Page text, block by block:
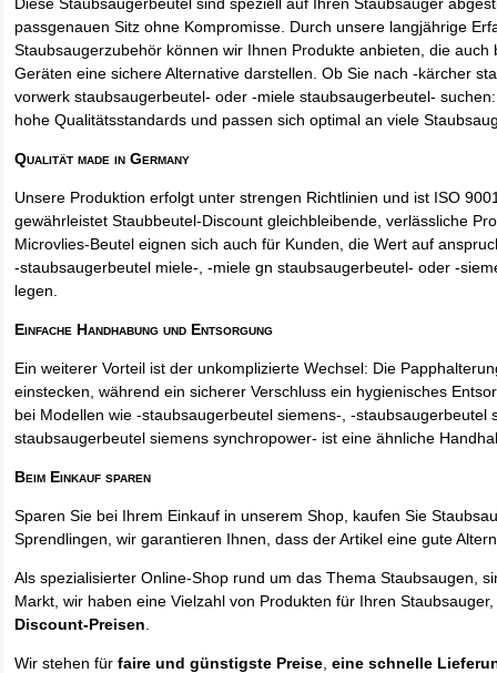
passgenauen Sitz ohne Kompromisse. Durch unsere langjährige
Staubsaugerzubehör können wir Ihnen Produkte anbieten, die auch
Geräten eine sichere Alternative darstellen. Ob Sie nach -kärcher
vorwerk staubsaugerbeutel- oder -miele staubsaugerbeutel-
hohe Qualitätsstandards und passen sich optimal an viele
Qualität made in Germany
Unsere Produktion erfolgt unter strengen Richtlinien und ist ISO
gewährleistet Staubbeutel-Discount gleichbleibende, verlässliche
Microvlies-Beutel eignen sich auch für Kunden, die Wert auf
-staubsaugerbeutel miele-, -miele gn staubsaugerbeutel- oder -
legen.
Einfache Handhabung und Entsorgung
Ein weiterer Vorteil ist der unkomplizierte Wechsel: Die
einstecken, während ein sicherer Verschluss ein hygienisches
bei Modellen wie -staubsaugerbeutel siemens-, -staubsaugerbeutel
staubsaugerbeutel siemens synchropower- ist eine ähnliche
Beim Einkauf sparen
Sparen Sie bei Ihrem Einkauf in unserem Shop, kaufen Sie
Sprendlingen, wir garantieren Ihnen, dass der Artikel eine gute
Als spezialisierter Online-Shop rund um das Thema Staubsaugen,
Markt, wir haben eine Vielzahl von Produkten für Ihren
Discount-Preisen
Wir stehen fürfaire und günstigste Preise ,eine schnelle